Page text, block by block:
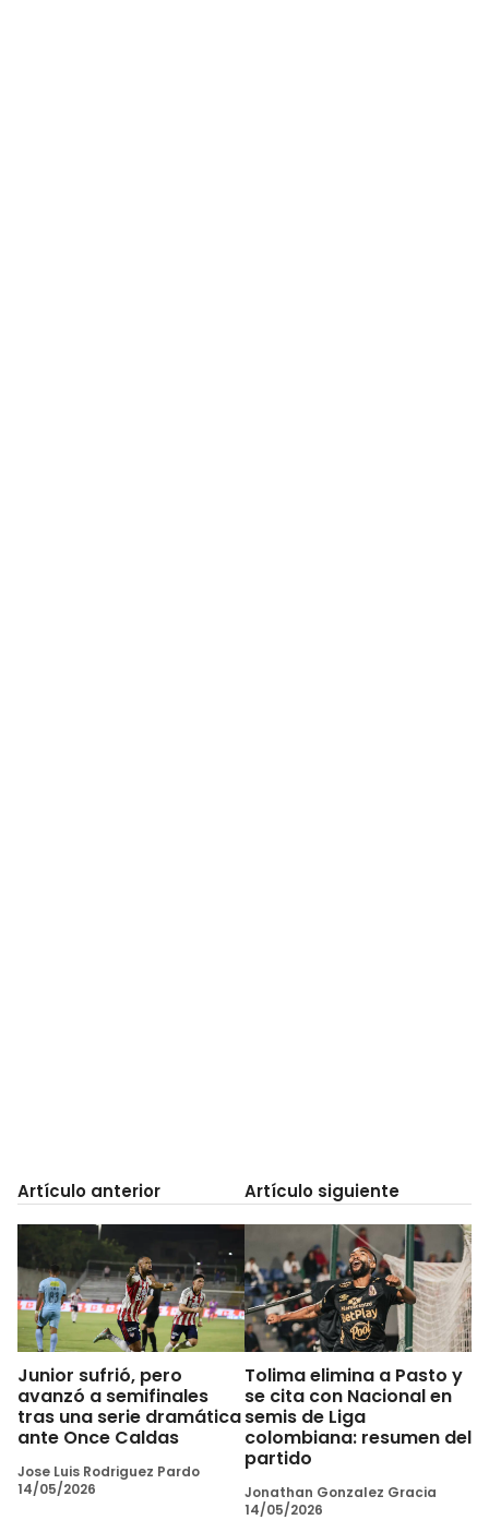
Artículo anterior
Junior sufrió, pero
avanzó a semifinales
tras una serie dramática
ante Once Caldas
Jose Luis Rodriguez Pardo
14/05/2026
Artículo siguiente
Tolima elimina a Pasto y
se cita con Nacional en
semis de Liga
colombiana: resumen del
partido
Jonathan Gonzalez Gracia
14/05/2026